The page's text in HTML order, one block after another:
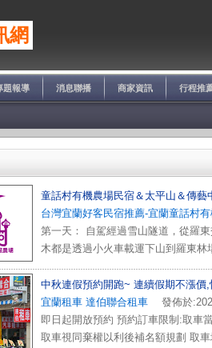
網
題報導 消息聯播 商家資訊 行程推
童話村有機農場民宿＆太平山＆傳
台灣宜蘭好客民宿推薦-宜蘭童話村有
第一天： 自駕經過雪山隧道，從羅
木都是透過小火車載運下山到羅東林
中秋連假預約開跑~ 連續假期不漲價
宜蘭租車 達伯聯合租車 發佈於
即日起開放預約 預約訂車限制:取車
取車視同棄權以利後補名額規劃 取